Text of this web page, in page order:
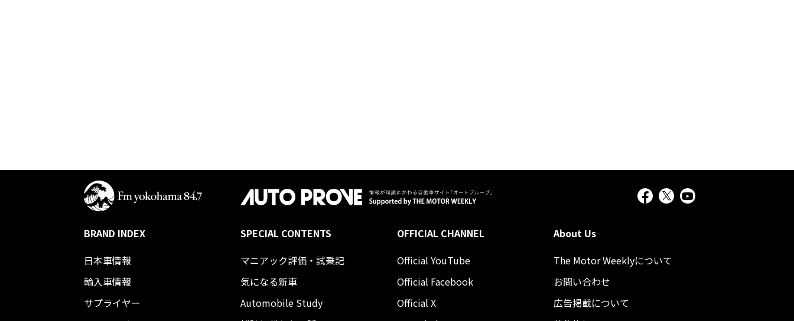
BRAND INDEX
日本車情報​
輸入車情報
サプライヤー
SPECIAL CONTENTS
マニアック評価・試乗記
気になる新車
Automobile Study
OFFICIAL CHANNEL
Official YouTube
Official Facebook
Official X
About Us
The Motor Weeklyについて
お問い合わせ
広告掲載について